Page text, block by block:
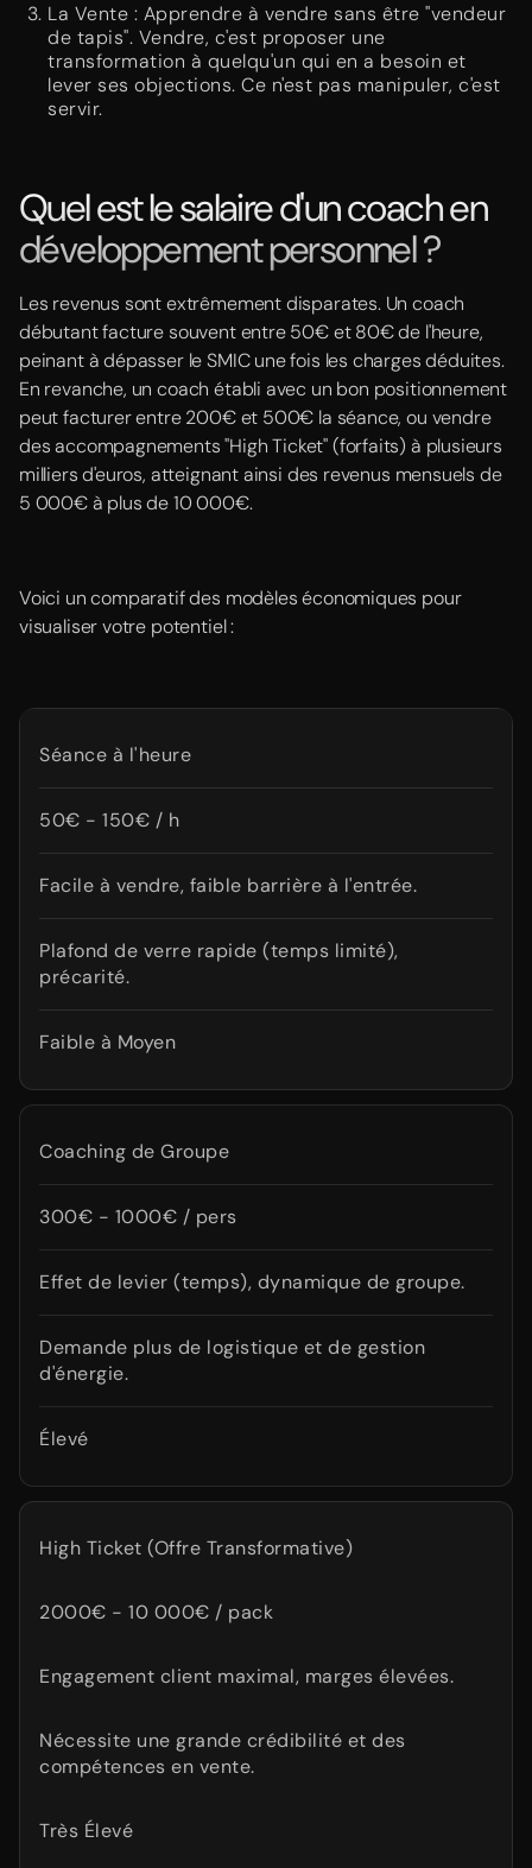
La Vente : Apprendre à vendre sans être "vendeur
de tapis". Vendre, c'est proposer une
transformation à quelqu'un qui en a besoin et
lever ses objections. Ce n'est pas manipuler, c'est
servir.
Quel est le salaire d'un coach en
développement personnel ?
Les revenus sont extrêmement disparates. Un coach
débutant facture souvent entre 50€ et 80€ de l'heure,
peinant à dépasser le SMIC une fois les charges déduites.
En revanche, un coach établi avec un bon positionnement
peut facturer entre 200€ et 500€ la séance, ou vendre
des accompagnements "High Ticket" (forfaits) à plusieurs
milliers d'euros, atteignant ainsi des revenus mensuels de
5 000€ à plus de 10 000€.
Voici un comparatif des modèles économiques pour
visualiser votre potentiel :
Séance à l'heure
50€ - 150€ / h
Facile à vendre, faible barrière à l'entrée.
Plafond de verre rapide (temps limité),
précarité.
Faible à Moyen
Coaching de Groupe
300€ - 1000€ / pers
Effet de levier (temps), dynamique de groupe.
Demande plus de logistique et de gestion
d'énergie.
Élevé
High Ticket (Offre Transformative)
2000€ - 10 000€ / pack
Engagement client maximal, marges élevées.
Nécessite une grande crédibilité et des
compétences en vente.
Très Élevé